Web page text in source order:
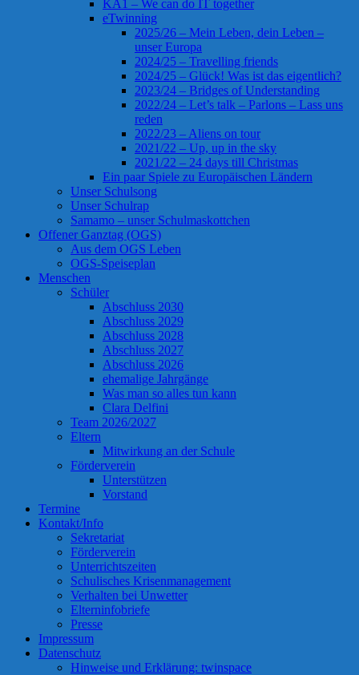
KA1 – We can do IT together
eTwinning
2025/26 – Mein Leben, dein Leben –
unser Europa
2024/25 – Travelling friends
2024/25 – Glück! Was ist das eigentlich?
2023/24 – Bridges of Understanding
2022/24 – Let’s talk – Parlons – Lass uns
reden
2022/23 – Aliens on tour
2021/22 – Up, up in the sky
2021/22 – 24 days till Christmas
Ein paar Spiele zu Europäischen Ländern
Unser Schulsong
Unser Schulrap
Samamo – unser Schulmaskottchen
Offener Ganztag (OGS)
Aus dem OGS Leben
OGS-Speiseplan
Menschen
Schüler
Abschluss 2030
Abschluss 2029
Abschluss 2028
Abschluss 2027
Abschluss 2026
ehemalige Jahrgänge
Was man so alles tun kann
Clara Delfini
Team 2026/2027
Eltern
Mitwirkung an der Schule
Förderverein
Unterstützen
Vorstand
Termine
Kontakt/Info
Sekretariat
Förderverein
Unterrichtszeiten
Schulisches Krisenmanagement
Verhalten bei Unwetter
Elterninfobriefe
Presse
Impressum
Datenschutz
Hinweise und Erklärung: twinspace